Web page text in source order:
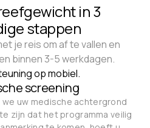
in 3
stappen
je reis om af te vallen en
binnen 3-5 werkdagen.
screening
uw medische achtergrond
zijn dat het programma veilig